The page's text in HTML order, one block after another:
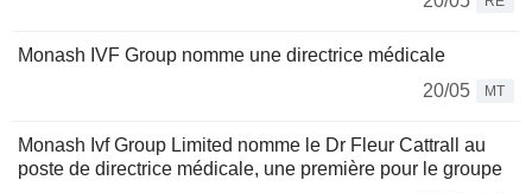
Monash IVF Group nomme une directrice médicale
20/05
MT
Monash Ivf Group Limited nomme le Dr Fleur Cattrall au
poste de directrice médicale, une première pour le groupe